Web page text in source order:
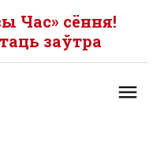
Час» сёння!
заўтра